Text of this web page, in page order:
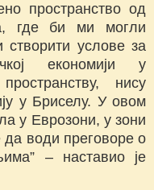
пространство од
где би ми могли
створити услове за
економији у
нису
у Бриселу. У овом
у Еврозони, у зони
води преговоре о
– наставио је